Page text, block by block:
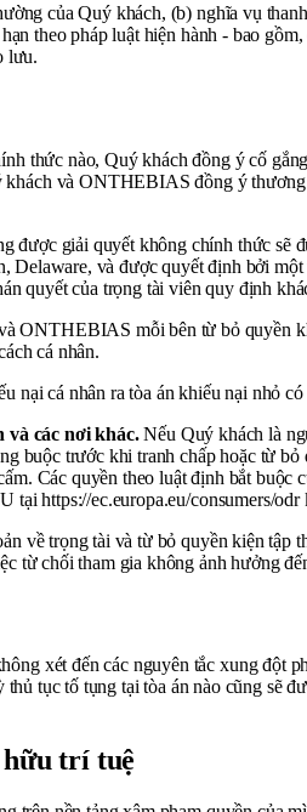
của Quý khách, (b) nghĩa vụ
theo pháp luật hiện hành - bao
lưu.
thức nào, Quý khách đồng ý cố
và ONTHEBIAS đồng ý
được giải quyết không chính thức sẽ
và được quyết định bởi
quyết của trọng tài viên quy định
ONTHEBIAS mỗi bên từ bỏ quyền
cá nhân.
nại cá nhân ra tòa án khiếu nại nhỏ
và các nơi khác.Nếu Quý khách là
buộc trước khi tranh chấp hoặc từ
Các quyền theo luật định bắt
tại https://ec.europa.eu/consumers/
về trọng tài và từ bỏ quyền kiện
từ chối tham gia không ảnh hưởng
xét đến các nguyên tắc xung đột
tục tố tụng tại tòa án nào cũng sẽ
hữu trí tuệ